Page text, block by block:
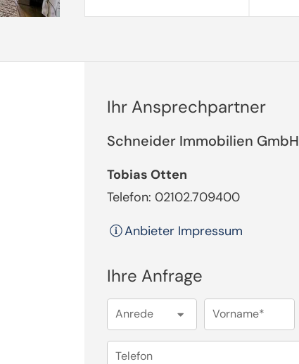
Ihr Ansprechpartner
Schneider Immobilien GmbH
Tobias Otten
Telefon: 02102.709400
Anbieter Impressum
Ihre Anfrage
Anrede Vorname*
Telefon